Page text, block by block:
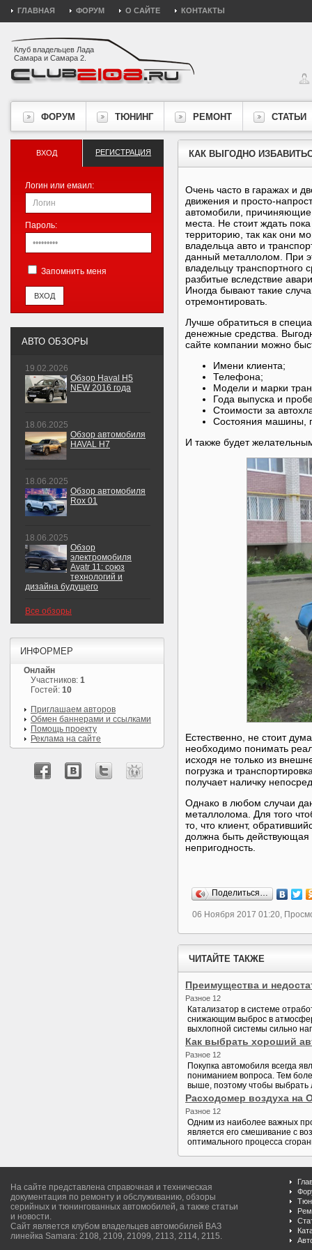
ГЛАВНАЯ ФОРУМ О САЙТЕ КОНТАКТЫ
Клуб владельцев Лада
Самара и Самара 2.
ФОРУМ ТЮНИНГ РЕМОНТ СТАТЬИ
КАК ВЫГОДНО
Очень часто в гаражах и
движения и просто-
автомобили,
места. Не стоит ждать
территорию, так как они
владельца авто и
данный металлолом. При
владельцу транспортного
разбитые вследствие
Иногда бывают такие
отремонтировать.
Лучше обратиться в
денежные средства.
сайте компании можно
Имени клиента;
Телефона;
Модели и марки
Года выпуска и
Стоимости за
Состояния машины,
И также будет
Естественно, не стоит
необходимо понимать
исходя не только из
погрузка и
получает наличку
Однако в любом случаи
металлолома. Для того
то, что клиент,
должна быть действующая
непригодность.
Поделиться…
06 Ноября 2017 01:20,
ЧИТАЙТЕ ТАКЖЕ
Преимущества и
Разное 12
Катализатор в системе
снижающим выброс в
выхлопной системы сильно
Как выбрать хороший
Разное 12
Покупка автомобиля всегда
пониманием вопроса. Тем
выше, поэтому чтобы выбрать
Расходомер воздуха на
Разное 12
Одним из наиболее важных
является его смешивание с
оптимального процесса
ВХОД РЕГИСТРАЦИЯ
Логин или емаил:
Пароль:
Запомнить меня
АВТО ОБЗОРЫ
19.02.2026
Обзор Haval H5
NEW 2016 года
18.06.2025
Обзор автомобиля
HAVAL H7
18.06.2025
Обзор автомобиля
Rox 01
18.06.2025
Обзор
электромобиля
Avatr 11: союз
технологий и
дизайна будущего
Все обзоры
ИНФОРМЕР
Онлайн
Участников: 1
Гостей: 10
Приглашаем авторов
Обмен баннерами и ссылками
Помощь проекту
Реклама на сайте
На сайте представлена справочная и техническая
документация по ремонту и обслуживанию, обзоры
серийных и тюнингованных автомобилей, а также статьи
и новости.
Сайт является клубом владельцев автомобилей ВАЗ
линейка Samara: 2108, 2109, 21099, 2113, 2114, 2115.